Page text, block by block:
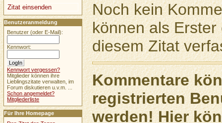
Noch kein
können als
diesem Zitat
Kommentare
registrierten
werden! Hier
Zitat einsenden
Benutzeranmeldung
Benutzer (oder E-Mail):
Kennwort:
Kennwort vergessen?
Mitglieder können ihre
Lieblingszitate verwalten, im
Forum diskutieren u.v.m. ...
Schon angemeldet?
Mitgliederliste
Für Ihre Homepage